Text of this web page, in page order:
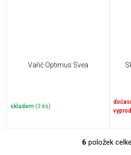
Vařič Optimus Svea
skladem (3 ks)
O
6 položek